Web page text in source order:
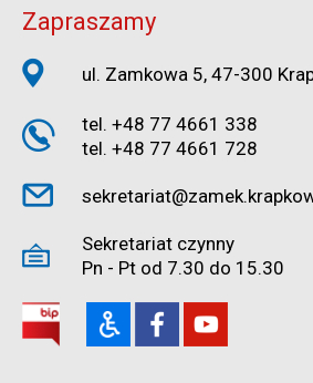
Zapraszamy
ul. Zamkowa 5, 47-300
tel. +48 77 4661 338
tel. +48 77 4661 728
Sekretariat czynny
Pn - Pt od 7.30 do 15.30